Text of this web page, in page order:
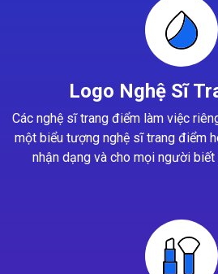
Logo Nghệ Sĩ
Các nghệ sĩ trang điểm làm việc
một biểu tượng nghệ sĩ trang điểm
nhận dạng và cho mọi người biết